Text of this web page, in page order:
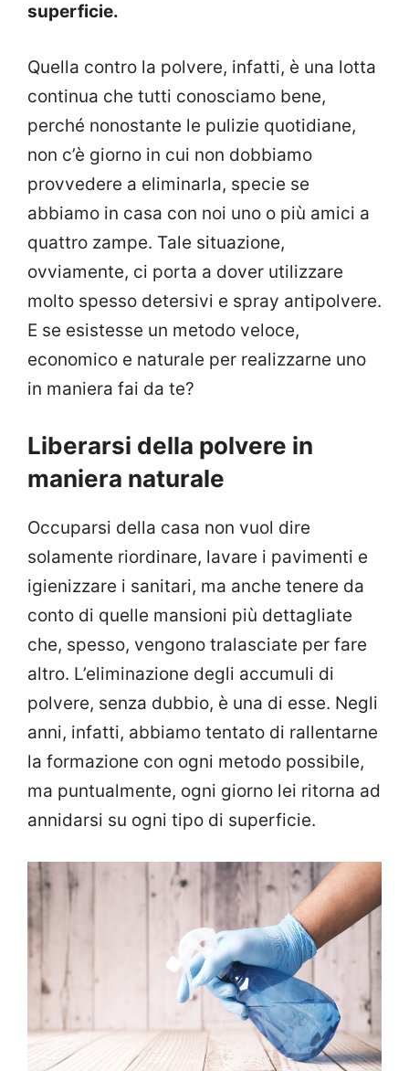
superficie.
Quella contro la polvere, infatti, è una lotta
continua che tutti conosciamo bene,
perché nonostante le pulizie quotidiane,
non c’è giorno in cui non dobbiamo
provvedere a eliminarla, specie se
abbiamo in casa con noi uno o più amici a
quattro zampe. Tale situazione,
ovviamente, ci porta a dover utilizzare
molto spesso detersivi e spray antipolvere.
E se esistesse un metodo veloce,
economico e naturale per realizzarne uno
in maniera fai da te?
Liberarsi della polvere in
maniera naturale
Occuparsi della casa non vuol dire
solamente riordinare, lavare i pavimenti e
igienizzare i sanitari, ma anche tenere da
conto di quelle mansioni più dettagliate
che, spesso, vengono tralasciate per fare
altro. L’eliminazione degli accumuli di
polvere, senza dubbio, è una di esse. Negli
anni, infatti, abbiamo tentato di rallentarne
la formazione con ogni metodo possibile,
ma puntualmente, ogni giorno lei ritorna ad
annidarsi su ogni tipo di superficie.